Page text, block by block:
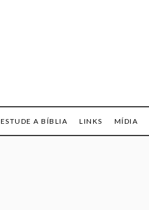
ESTUDE A BÍBLIA LINKS MÍDIA